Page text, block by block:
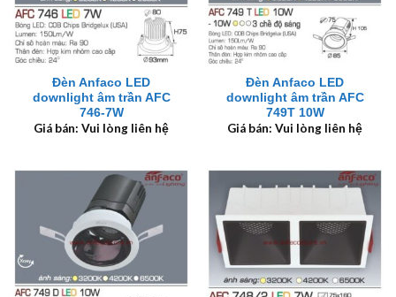
Đèn Anfaco LED
downlight âm trần AFC
746-7W
Giá bán: Vui lòng liên hệ
Đèn Anfaco LED
downlight âm trần AFC
749T 10W
Giá bán: Vui lòng liên hệ